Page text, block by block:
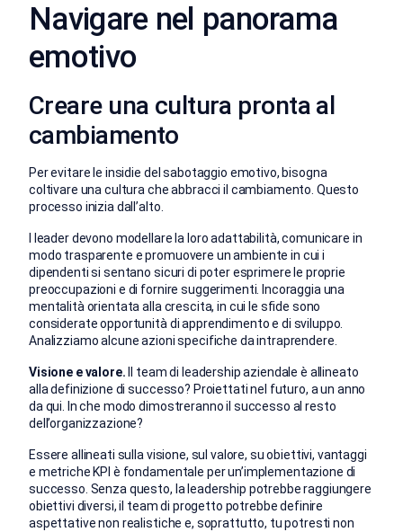
Navigare nel panorama
emotivo
Creare una cultura pronta al
cambiamento
Per evitare le insidie del sabotaggio emotivo, bisogna
coltivare una cultura che abbracci il cambiamento. Questo
processo inizia dall’alto.
I leader devono modellare la loro adattabilità, comunicare in
modo trasparente e promuovere un ambiente in cui i
dipendenti si sentano sicuri di poter esprimere le proprie
preoccupazioni e di fornire suggerimenti. Incoraggia una
mentalità orientata alla crescita, in cui le sfide sono
considerate opportunità di apprendimento e di sviluppo.
Analizziamo alcune azioni specifiche da intraprendere.
Visione e valore. Il team di leadership aziendale è allineato
alla definizione di successo? Proiettati nel futuro, a un anno
da qui. In che modo dimostreranno il successo al resto
dell’organizzazione?
Essere allineati sulla visione, sul valore, su obiettivi, vantaggi
e metriche KPI è fondamentale per un’implementazione di
successo. Senza questo, la leadership potrebbe raggiungere
obiettivi diversi, il team di progetto potrebbe definire
aspettative non realistiche e, soprattutto, tu potresti non